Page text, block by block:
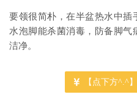
要领很简朴，在半盆热水中插
水泡脚能杀菌消毒，防备脚气
洁净。
【点下方^.^